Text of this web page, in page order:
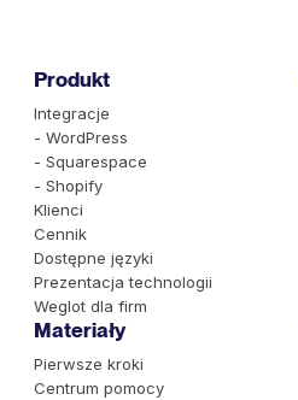
Produkt
Integracje
- WordPress
- Squarespace
- Shopify
Klienci
Cennik
Dostępne języki
Prezentacja technologii
Weglot dla firm
Materiały
Pierwsze kroki
Centrum pomocy